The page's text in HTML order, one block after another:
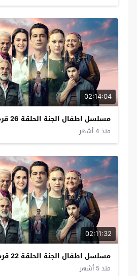
02:14:04
مسلسل اطفال الجنة الحلقة 26 قرمزي
منذ 4 أشهر
02:11:32
مسلسل اطفال الجنة الحلقة 22 قرمزي
منذ 5 أشهر